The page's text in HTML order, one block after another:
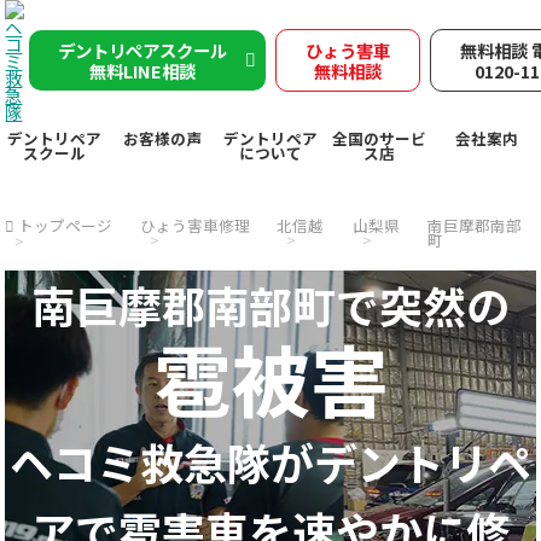
デントリペアスクール
無料LINE相談
ひょう害車
無料相談
無料相談
0120-
デントリペア
スクール
お客様の声 デントリペア
について
全国のサービ
ス店
会社案内
トップページ ひょう害車修理 北信越 山梨県 南巨摩郡南部
町
南巨摩郡南部町で突然の
雹被害
ヘコミ救急隊がデントリペ